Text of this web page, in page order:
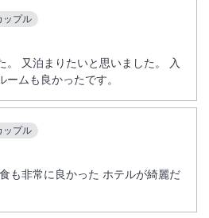
ップル
。 又泊まりたいと思いました。 入
ムも良かったです。
ップル
も非常に良かった ホテルが綺麗だ